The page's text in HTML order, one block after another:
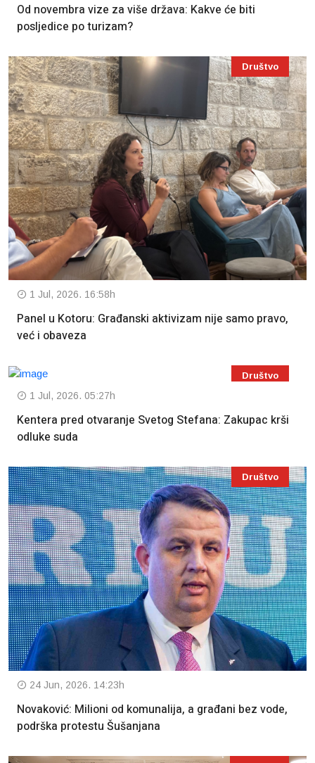
Od novembra vize za više država: Kakve će biti
posljedice po turizam?
Društvo
1 Jul, 2026. 16:58h
Panel u Kotoru: Građanski aktivizam nije samo pravo,
već i obaveza
Društvo
1 Jul, 2026. 05:27h
Kentera pred otvaranje Svetog Stefana: Zakupac krši
odluke suda
Društvo
24 Jun, 2026. 14:23h
Novaković: Milioni od komunalija, a građani bez vode,
podrška protestu Šušanjana